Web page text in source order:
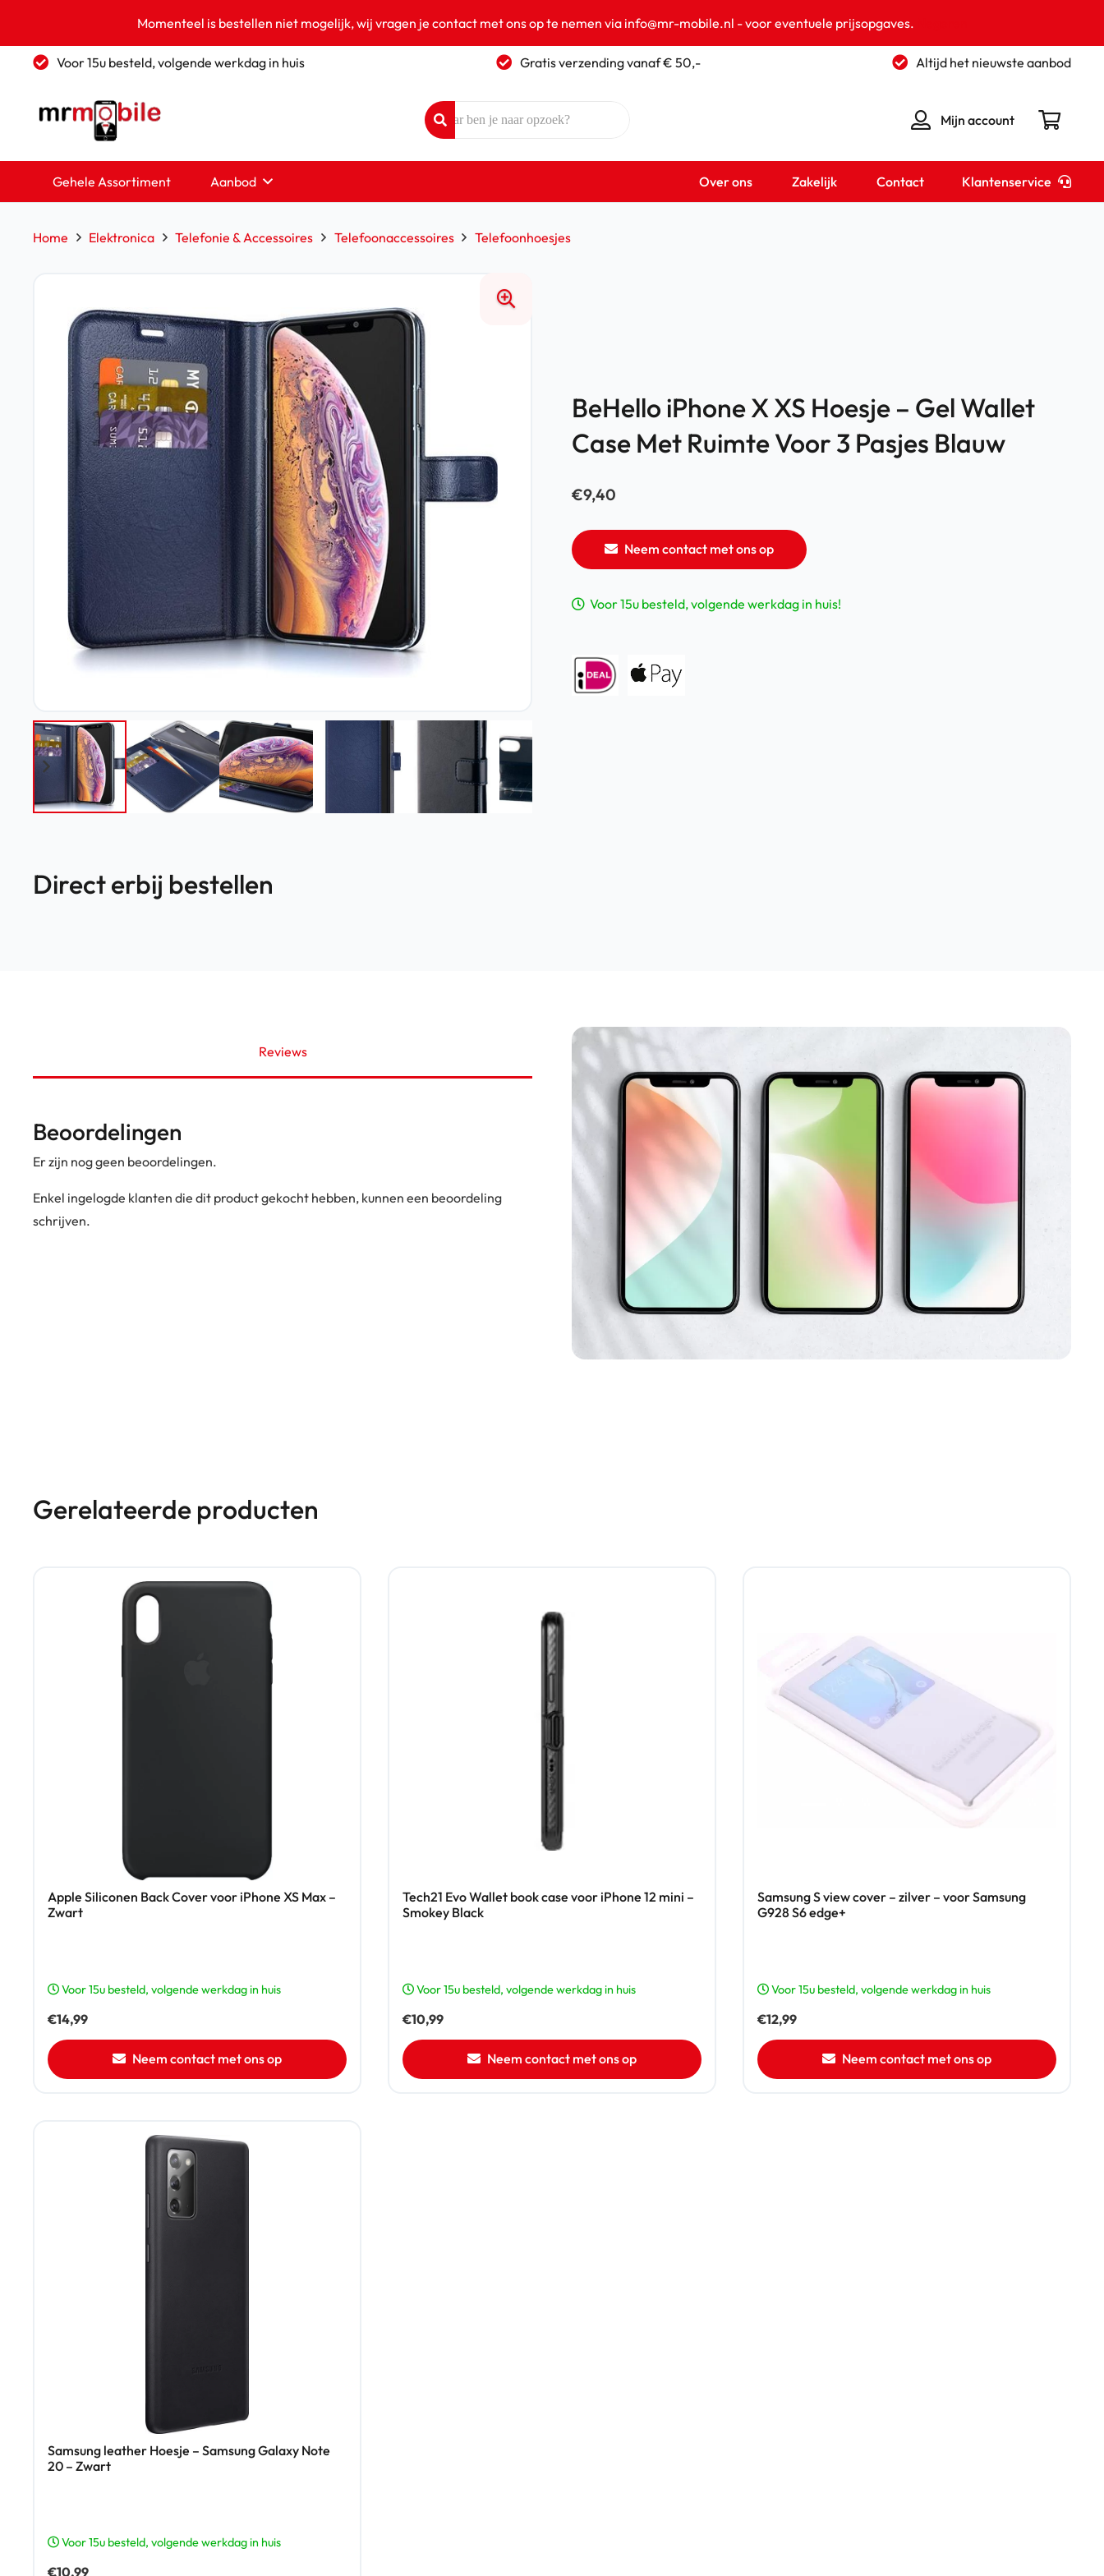
Momenteel is bestellen niet mogelijk, wij vragen je contact met ons op te nemen via info@mr-mobile.nl - voor eventuele prijsopgaves.
Voor 15u besteld, volgende werkdag in huis Gratis verzending vanaf € 50,- Altijd het nieuwste aanbod
Mijn account
Gehele Assortiment Aanbod Over ons Zakelijk Contact Klantenservice
Home Elektronica Telefonie & Accessoires Telefoonaccessoires Telefoonhoesjes
BeHello iPhone X XS Hoesje – Gel Wallet
Case Met Ruimte Voor 3 Pasjes Blauw
€9,40
Neem contact met ons op
Voor 15u besteld, volgende werkdag in huis!
Direct erbij bestellen
Reviews
Beoordelingen
Er zijn nog geen beoordelingen.
Enkel ingelogde klanten die dit product gekocht hebben, kunnen een beoordeling
schrijven.
Gerelateerde producten
Apple Siliconen Back Cover voor iPhone XS Max –
Zwart
Voor 15u besteld, volgende werkdag in huis
€14,99
Neem contact met ons op
Tech21 Evo Wallet book case voor iPhone 12 mini –
Smokey Black
Voor 15u besteld, volgende werkdag in huis
€10,99
Neem contact met ons op
Samsung S view cover – zilver – voor Samsung
G928 S6 edge+
Voor 15u besteld, volgende werkdag in huis
€12,99
Neem contact met ons op
Samsung leather Hoesje – Samsung Galaxy Note
20 – Zwart
Voor 15u besteld, volgende werkdag in huis
€10,99